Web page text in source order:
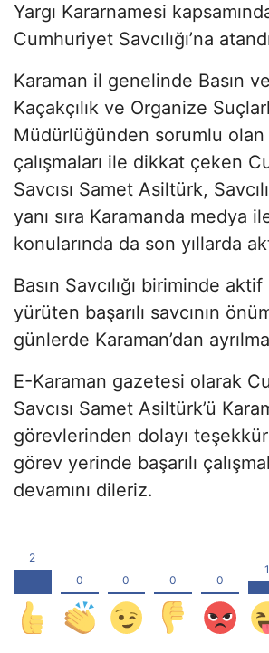
Yargı Kararnamesi
Cumhuriyet Savcılığı’na
Karaman il genelinde Basın
Kaçakçılık ve Organize
Müdürlüğünden sorumlu olan
çalışmaları ile dikkat çeken
Savcısı Samet Asiltürk,
yanı sıra Karamanda medya
konularında da son yıllarda
Basın Savcılığı biriminde
yürüten başarılı savcının
günlerde Karaman’dan
E-Karaman gazetesi olarak
Savcısı Samet Asiltürk’ü
görevlerinden dolayı
görev yerinde başarılı
devamını dileriz.